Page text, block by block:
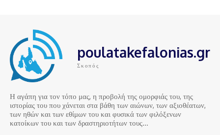
poulatakefalonias.gr
Σκοπός
Η αγάπη για τον τόπο μας, η προβολή της ομορφιάς του, της
ιστορίας του που χάνεται στα βάθη των αιώνων, των αξιοθέατων,
των ηθών και των εθίμων του και φυσικά των φιλόξενων
κατοίκων του και των δραστηριοτήτων τους…